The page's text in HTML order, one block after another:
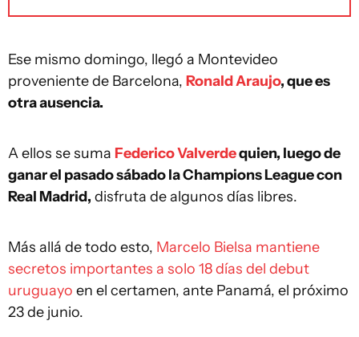
Ese mismo domingo, llegó a Montevideo
proveniente de Barcelona, Ronald Araujo, que es
otra ausencia.
A ellos se suma Federico Valverdequien, luego de
ganar el pasado sábado la Champions League con
Real Madrid, disfruta de algunos días libres.
Más allá de todo esto, Marcelo Bielsa mantiene
secretos importantes a solo 18 días del debut
uruguayo en el certamen, ante Panamá, el próximo
23 de junio.